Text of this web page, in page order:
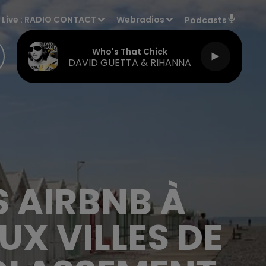
Live : RADIO CONTACT Webradios Podcasts
Who's That Chick
DAVID GUETTA & RIHANNA
AIRBNB À
VILLES DE